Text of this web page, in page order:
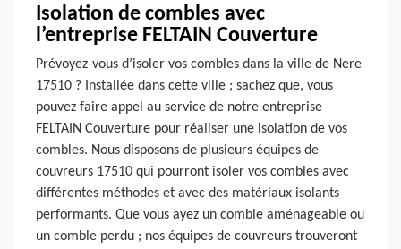
Isolation de combles avec
l’entreprise FELTAIN Couverture
Prévoyez-vous d’isoler vos combles dans la ville de Nere
17510 ? Installée dans cette ville ; sachez que, vous
pouvez faire appel au service de notre entreprise
FELTAIN Couverture pour réaliser une isolation de vos
combles. Nous disposons de plusieurs équipes de
couvreurs 17510 qui pourront isoler vos combles avec
différentes méthodes et avec des matériaux isolants
performants. Que vous ayez un comble aménageable ou
un comble perdu ; nos équipes de couvreurs trouveront